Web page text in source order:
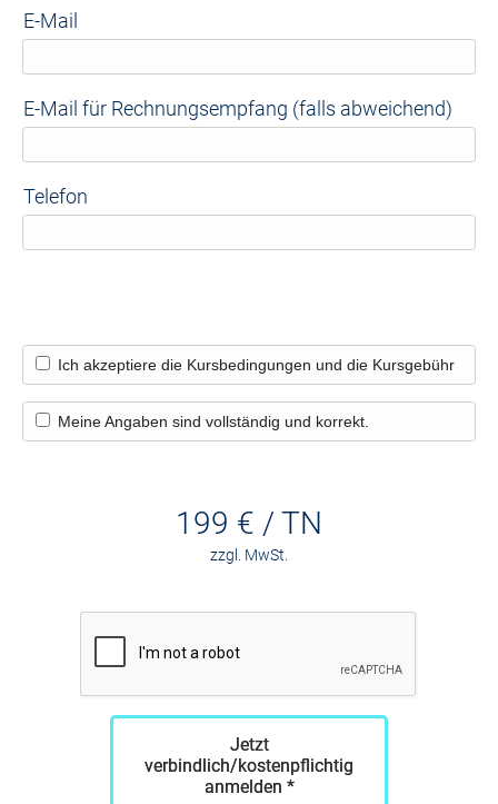
E-Mail
E-Mail für Rechnungsempfang (falls abweichend)
Telefon
Ich akzeptiere die Kursbedingungen und die Kursgebühr
Meine Angaben sind vollständig und korrekt.
199 € / TN
zzgl. MwSt.
Jetzt
verbindlich/kostenpflichtig
anmelden *